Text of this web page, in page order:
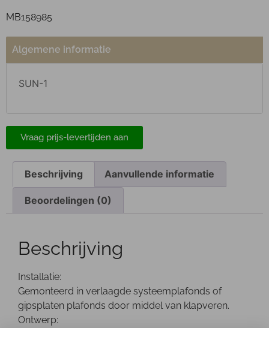
MB158985
Algemene informatie
SUN-1
Vraag prijs-levertijden aan
Beschrijving Aanvullende informatie
Beoordelingen (0)
Beschrijving
Installatie:
Gemonteerd in verlaagde systeemplafonds of
gipsplaten plafonds door middel van klapveren.
Ontwerp: